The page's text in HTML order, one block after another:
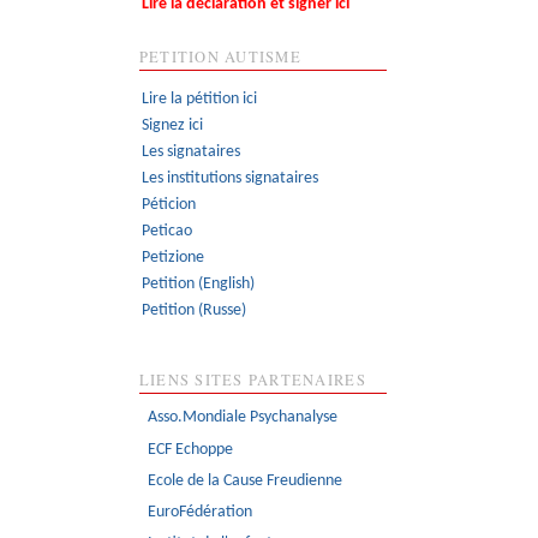
Lire la déclaration et signer ici
PETITION AUTISME
Lire la pétition ici
Signez ici
Les signataires
Les institutions signataires
Péticion
Peticao
Petizione
Petition (English)
Petition (Russe)
LIENS SITES PARTENAIRES
Asso.Mondiale Psychanalyse
ECF Echoppe
Ecole de la Cause Freudienne
EuroFédération